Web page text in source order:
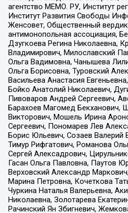
агентство МЕМО. РУ, Институт
Институт Развития Свободы
Женсовет, Общественный
антимонопольная ассоциация,
Дзугкоева Регина Николаевна,
Владимирович, Милославский
Ольга Вадимовна, Чанышева
Ольга Борисовна, Туровский
Васильева Анастасия
Бойко Анатолий Николаевич,
Пивоваров Андрей Сергеевич,
Барахоев Магомед Бекханович,
Викторович, Мошель Ирина
Сергеевич, Пономарев Лев
Борис Юльевич, Созаев Валерий
Тимур Рифгатович, Романова
Сергей Алексадрович,
Гасан Ольга Павловна, Паутов
Верховский Александр
Марина Петровна, Кочеткова
Чуркина Наталья Валерьевна,
Николаевна, Золотарева
Рачинский Ян Збигневич,